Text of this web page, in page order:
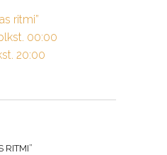
ritmi”
00:00
20:00
RITMI”